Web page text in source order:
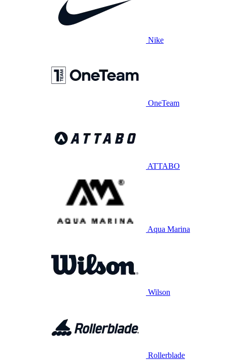
Nike
OneTeam
ATTABO
Aqua Marina
Wilson
Rollerblade